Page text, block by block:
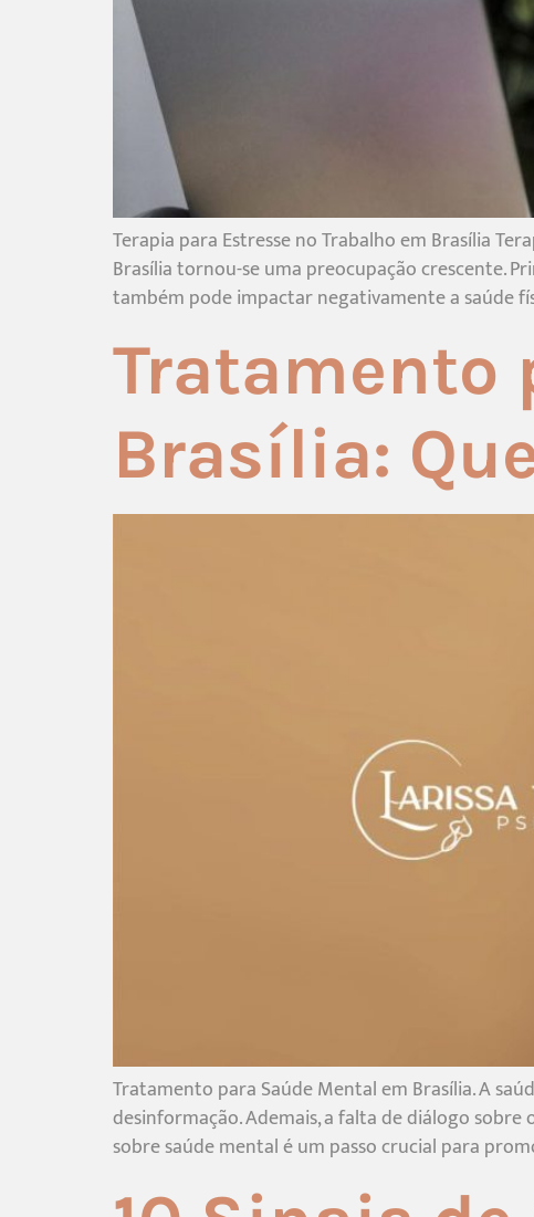
Terapia para Estresse no Trabalho em Brasília
Brasília tornou-se uma preocupação crescente.
também pode impactar negativamente a saúde
Tratamento
Brasília:
Tratamento para Saúde Mental em Brasília. A
desinformação. Ademais, a falta de diálogo
sobre saúde mental é um passo crucial para